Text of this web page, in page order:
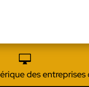

des entreprises